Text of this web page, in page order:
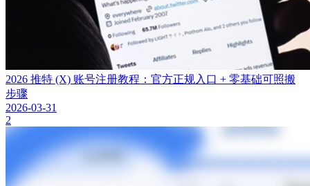
2026 推特 (X) 账号注册教程：官方正规入口 + 零基础可照搬
步骤
2026-03-31
2